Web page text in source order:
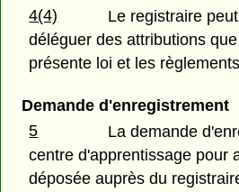
4(4)
Le registraire
déléguer des attributions
présente loi et les
Demande d'enregistrement
5
La demande
centre d'apprentissage pour
déposée auprès du